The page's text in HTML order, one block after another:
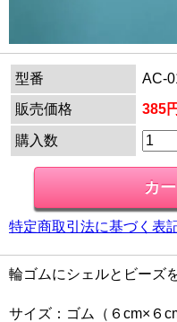
型番
AC-
販売価格
385
購入数
特定商取引法に基づく表
輪ゴムにシェルとビーズ
サイズ：ゴム（６cm×６